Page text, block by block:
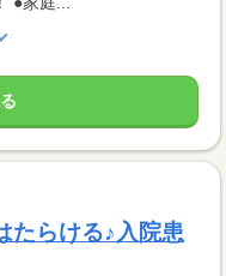
たらける♪入院患